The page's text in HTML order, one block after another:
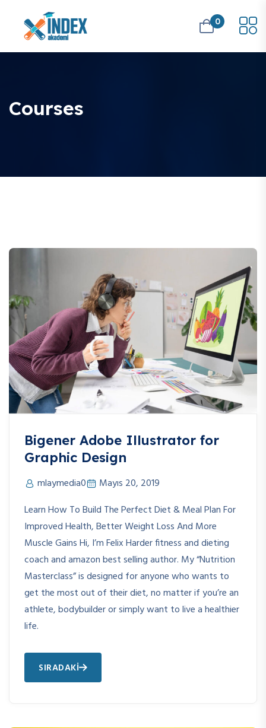
0
Courses
Bigener Adobe Illustrator for
Graphic Design
mlaymedia0
Mayıs 20, 2019
Learn How To Build The Perfect Diet & Meal Plan For
Improved Health, Better Weight Loss And More
Muscle Gains Hi, I’m Felix Harder fitness and dieting
coach and amazon best selling author. My “Nutrition
Masterclass” is designed for anyone who wants to
get the most out of their diet, no matter if you’re an
athlete, bodybuilder or simply want to live a healthier
life.
SIRADAKI